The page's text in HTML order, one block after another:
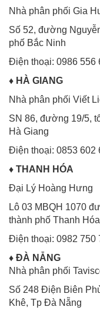
Nhà phân phối Gia
Số 52, đường
phố Bắc Ninh
Điện thoại: 0986 556
♦ HÀ GIANG
Nhà phân phối Viết
SN 86, đường 19/5,
Hà Giang
Điện thoại: 0853 602
♦ THANH HÓA
Đại Lý Hoàng Hưng
Lô 03 MBQH 1070
thành phố Thanh Hóa
Điện thoại: 0982 750
♦ ĐÀ NẴNG
Nhà phân phối
Số 248 Điện Biên
Khê, Tp Đà Nẵng